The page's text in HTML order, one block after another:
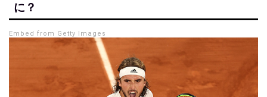
に？
Embed from Getty Images